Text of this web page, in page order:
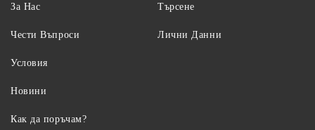
За Нас
Чести Въпроси
Търсене
Лични Данни
Условия
Новини
Как да поръчам?